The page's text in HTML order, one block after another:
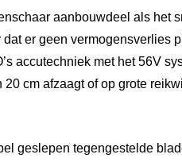
aanbouwdeel als het
dat er geen vermogensverlies
accutechniek met het 56V
20 cm afzaagt of op grote
geslepen tegengestelde